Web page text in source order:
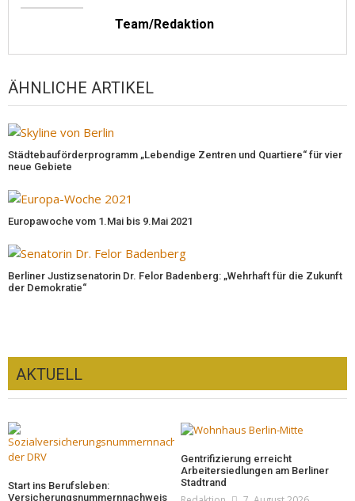
Team/Redaktion
ÄHNLICHE ARTIKEL
Städtebauförderprogramm „Lebendige Zentren und Quartiere“ für vier
neue Gebiete
Europawoche vom 1.Mai bis 9.Mai 2021
Berliner Justizsenatorin Dr. Felor Badenberg: „Wehrhaft für die Zukunft
der Demokratie“
AKTUELL
Start ins Berufsleben:
Versicherungsnummernnachweis
Gentrifizierung erreicht
Arbeitersiedlungen am Berliner
Stadtrand